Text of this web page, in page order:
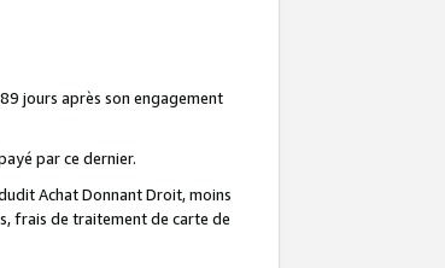
jours après son engagement
par ce dernier.
Achat Donnant Droit, moins
frais de traitement de carte de